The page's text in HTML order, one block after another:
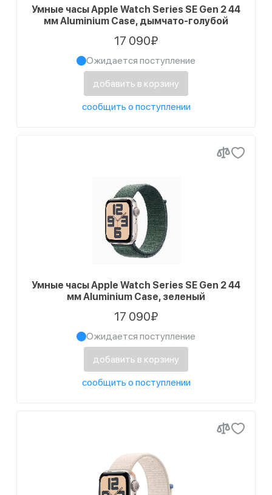
Умные часы Apple Watch Series SE Gen 2 44
мм Aluminium Case, дымчато-голубой
17 090₽
Ожидается поступление
добавить в корзину
сообщить о поступлении
Умные часы Apple Watch Series SE Gen 2 44
мм Aluminium Case, зеленый
17 090₽
Ожидается поступление
добавить в корзину
сообщить о поступлении